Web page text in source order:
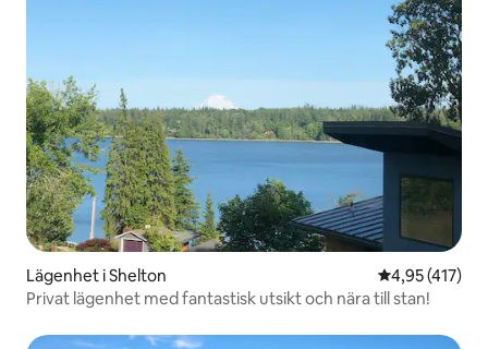
Lägenhet i Shelton 4,95 av 5 i
4,95 (417)
Privat lägenhet med fantastisk utsikt och nära till stan!